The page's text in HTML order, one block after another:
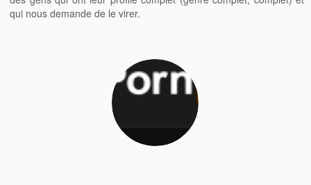
qui nous demande de le virer.